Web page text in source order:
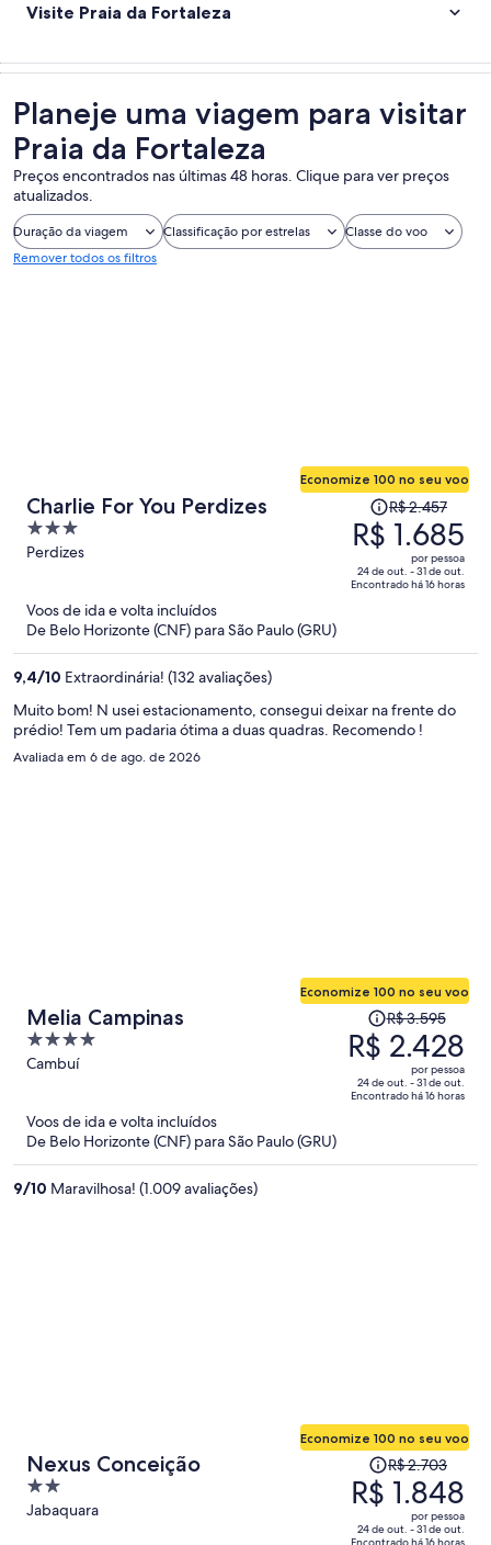
Visite Praia da Fortaleza
Planeje uma viagem para visitar
Praia da Fortaleza
Preços encontrados nas últimas 48 horas. Clique para ver preços
atualizados.
Duração da viagem Classificação por estrelas
Classe do voo
Remover todos os filtros
Charlie For You Perdizes
3
out
Perdizes
Economize 100 no seu voo
preço
era
R$ 2.457
e
pessoa
R$ 2.457
R$ 1.685
por pessoa
24 de out. - 31 de out.
Encontrado há 16 horas
Voos de ida e volta incluídos
De Belo Horizonte (CNF) para São Paulo (GRU)
9,4/10 Extraordinária! (132 avaliações)
Muito bom! N usei estacionamento, consegui deixar na frente do
prédio! Tem um padaria ótima a duas quadras. Recomendo !
Avaliada em 6 de ago. de 2026
Melia Campinas
4
out
5
Cambuí
Economize 100 no seu voo
preço
era
R$ 3.595
e
R$ 3.595
R$ 2.428
por pessoa
24 de out. - 31 de out.
Encontrado há 16 horas
Voos de ida e volta incluídos
De Belo Horizonte (CNF) para São Paulo (GRU)
9/10 Maravilhosa! (1.009 avaliações)
Nexus Conceição
2
out
Jabaquara
Economize 100 no seu voo
preço
era
R$ 2.703
R$ 2.703
R$ 1.848
por pessoa
24 de out. - 31 de out.